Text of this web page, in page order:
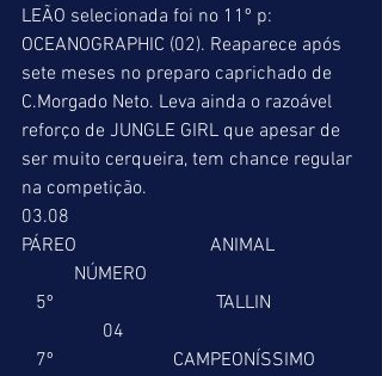
LEÃO selecionada foi no 11º p:
OCEANOGRAPHIC (02). Reaparece após
sete meses no preparo caprichado de
C.Morgado Neto. Leva ainda o razoável
reforço de JUNGLE GIRL que apesar de
ser muito cerqueira, tem chance regular
na competição.
03.08
PÁREO                            ANIMAL
           NÚMERO
                 04